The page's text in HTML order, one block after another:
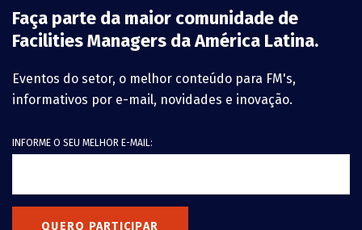
Faça parte da maior comunidade de
Facilities Managers da América Latina.
Eventos do setor, o melhor conteúdo para FM's,
informativos por e-mail, novidades e inovação.
INFORME O SEU MELHOR E-MAIL:
QUERO PARTICIPAR